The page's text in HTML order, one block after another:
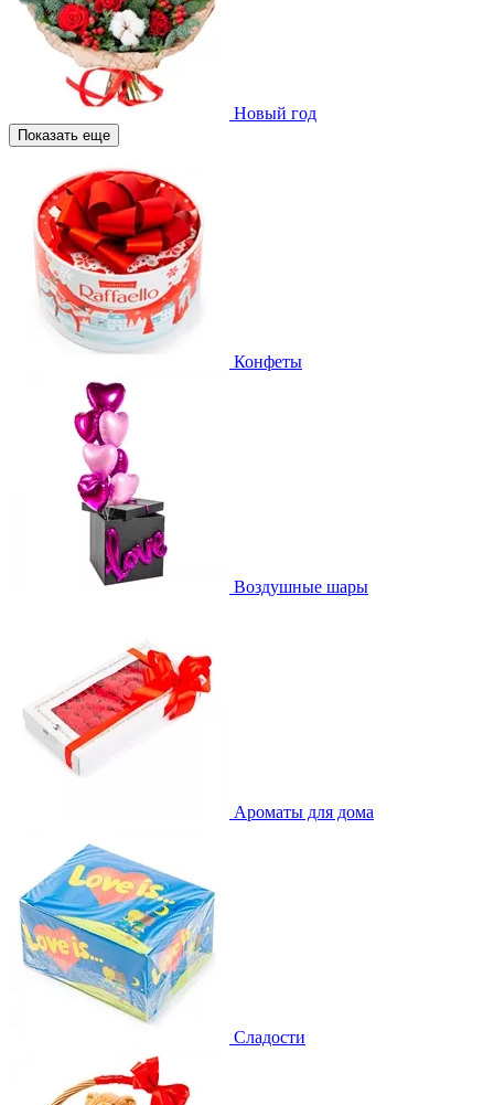
Новый год
Показать еще
Конфеты
Воздушные шары
Ароматы для дома
Сладости